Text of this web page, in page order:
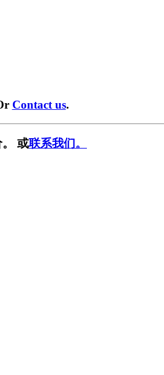
Contact us.
或联系我们。